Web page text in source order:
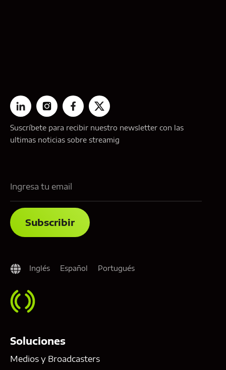
Suscríbete para recibir nuestro newsletter con las
ultimas noticias sobre streamig
Inglés Español Portugués
Soluciones
Medios y Broadcasters